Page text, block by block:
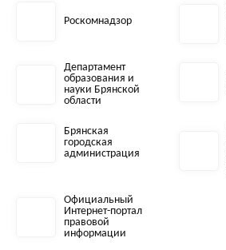
Роскомнадзор
Департамент
образования и
науки Брянской
области
Брянская
городская
администрация
Официальный
Интернет-портал
правовой
информации